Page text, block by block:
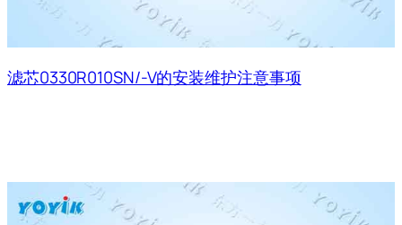
滤芯0330R010SN/-V的安装维护注意事项